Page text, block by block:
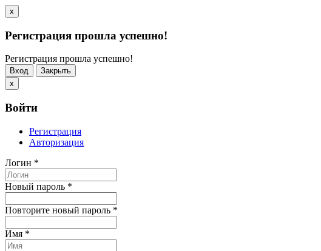
x
Регистрация прошла успешно!
Регистрация прошла успешно!
Вход
Закрыть
x
Войти
Регистрация
Авторизация
Логин *
Новый пароль *
Повторите новый пароль *
Имя *